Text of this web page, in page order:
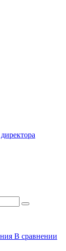
В сравнении